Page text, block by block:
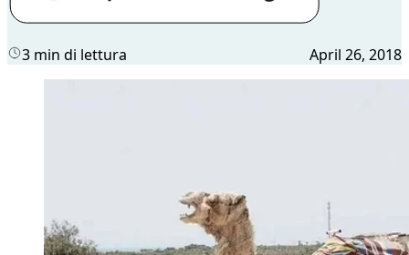
3 min di lettura April 26, 2018